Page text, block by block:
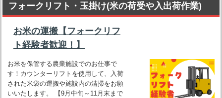
フォークリフト・玉掛け(米の荷受や入出荷作業)
お米の運搬【フォークリフ
ト経験者歓迎！】
お米を保管する農業施設でのお仕事で
す！カウンターリフトを使用して、入荷
された米袋の運搬や施設内の清掃をお願
いいたします。 【9月中旬～11月末まで